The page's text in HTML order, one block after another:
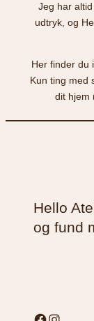
Jeg har
udtryk, og
Her finder du
Kun ting med
dit hjem
Hello
og fund